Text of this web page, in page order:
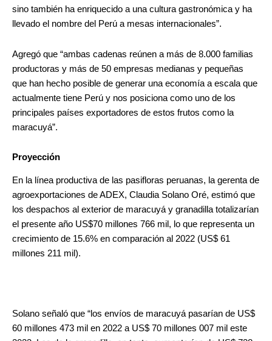
sino también ha enriquecido a una cultura gastronómica y ha
llevado el nombre del Perú a mesas internacionales”.
Agregó que “ambas cadenas reúnen a más de 8.000 familias
productoras y más de 50 empresas medianas y pequeñas
que han hecho posible de generar una economía a escala que
actualmente tiene Perú y nos posiciona como uno de los
principales países exportadores de estos frutos como la
maracuyá”.
Proyección
En la línea productiva de las pasifloras peruanas, la gerenta de
agroexportaciones de ADEX, Claudia Solano Oré, estimó que
los despachos al exterior de maracuyá y granadilla totalizarían
el presente año US$70 millones 766 mil, lo que representa un
crecimiento de 15.6% en comparación al 2022 (US$ 61
millones 211 mil).
Solano señaló que “los envíos de maracuyá pasarían de US$
60 millones 473 mil en 2022 a US$ 70 millones 007 mil este